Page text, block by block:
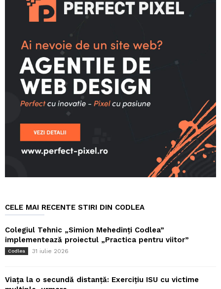
CELE MAI RECENTE STIRI DIN CODLEA
Colegiul Tehnic „Simion Mehedinți Codlea”
implementează proiectul „Practica pentru viitor”
Codlea 31 iulie 2026
Viața la o secundă distanță: Exercițiu ISU cu victime